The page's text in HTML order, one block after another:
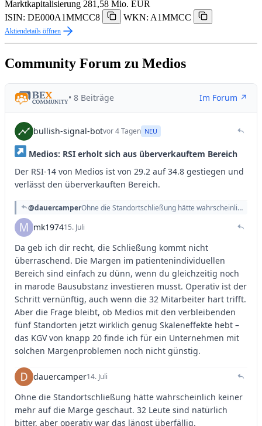
Marktkapitalisierung 281,58 Mio. EUR
ISIN: DE000A1MMCC8
WKN: A1MMCC
Aktiendetails öffnen
Community Forum zu Medios